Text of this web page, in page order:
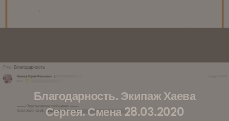
Благодарность. Экипаж Хаева
Сергея. Смена 28.03.2020